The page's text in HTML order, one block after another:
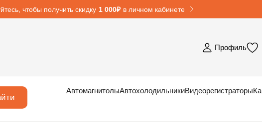
чтобы получить скидку 1 000₽ в личном кабинете
Профиль
АвтомагнитолыАвтохолодильникиВидеорегистраторы